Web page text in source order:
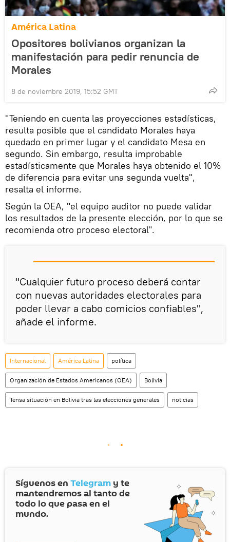
América Latina
Opositores bolivianos organizan la
manifestación para pedir renuncia de
Morales
8 de noviembre 2019, 15:52 GMT
"Teniendo en cuenta las proyecciones estadísticas,
resulta posible que el candidato Morales haya
quedado en primer lugar y el candidato Mesa en
segundo. Sin embargo, resulta improbable
estadísticamente que Morales haya obtenido el 10%
de diferencia para evitar una segunda vuelta",
resalta el informe.
Según la OEA, "el equipo auditor no puede validar
los resultados de la presente elección, por lo que se
recomienda otro proceso electoral".
"Cualquier futuro proceso deberá contar
con nuevas autoridades electorales para
poder llevar a cabo comicios confiables",
añade el informe.
Internacional América Latina política
Organización de Estados Americanos (OEA) Bolivia
Tensa situación en Bolivia tras las elecciones generales noticias
Síguenos en Telegram y te
mantendremos al tanto de
todo lo que pasa en el
mundo.